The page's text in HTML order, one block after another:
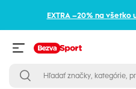
EXTRA –20% na všetko